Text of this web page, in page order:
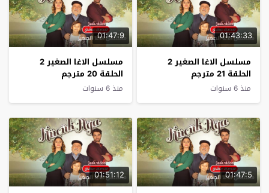
01:43:33
مسلسل الاغا الصغير 2
الحلقة 21 مترجم
منذ 6 سنوات
01:47:9
مسلسل الاغا الصغير 2
الحلقة 20 مترجم
منذ 6 سنوات
01:47:5
01:51:12